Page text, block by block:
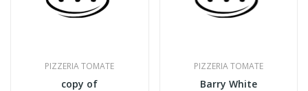
PIZZERIA TOMATE
copy of
PIZZERIA TOMATE
Barry White